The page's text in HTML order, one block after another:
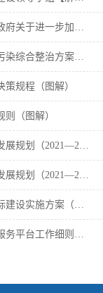
《营口市西市区人民政府关于进一步加强招标投标监管工作的实施意见（试行）》图文解读
西市区重点区域大气污染综合整治方案【图解】
规程（图解）
（图解）
《营口市西市区妇女发展规划（2021—2030年）》《营口市西市区儿童发展规划（2021—2030年）》【草案图解】
《营口市西市区妇女发展规划（2021—2030年）》《营口市西市区儿童发展规划（2021—2030年）》【草案解读】
西市区节水型社会达标建设实施方案（草案）解读
关于西市区8890综合服务平台工作细则（试行）（草案）解读